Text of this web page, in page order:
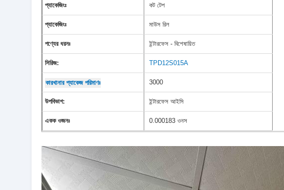
প্যাকেজিংঃ কট টেপ
প্যাকেজিংঃ মাউস রিল
পণ্যের ধরনঃ ইন্টারফেস - বিশেষায়িত
সিরিজ: TPD12S015A
কারখানার প্যাকেজ পরিমাণঃ 3000
উপবিভাগ: ইন্টারফেস আইসি
একক ওজনঃ 0.000183 ওনস